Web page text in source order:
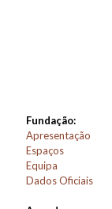
Fundação:
Apresentação
Espaços
Equipa
Dados Oficiais